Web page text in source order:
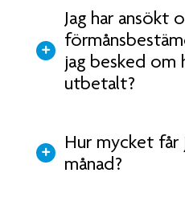
Jag har ansökt
jag besked om
utbetalt?
Hur mycket
månad?